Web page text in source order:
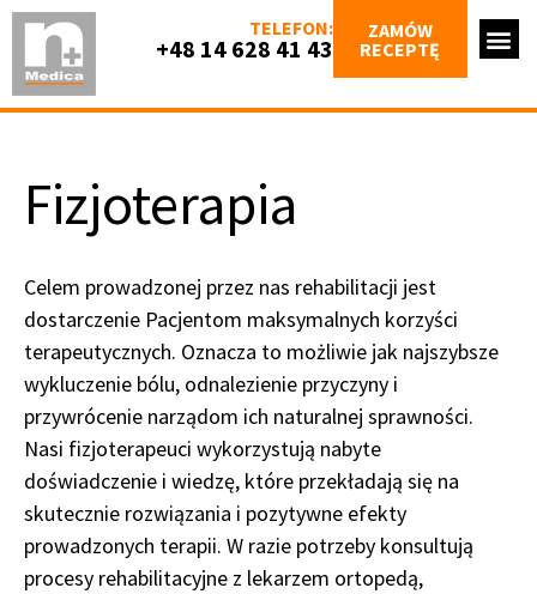
TELEFON:
+48 14 628 41 43
ZAMÓW
RECEPTĘ
Fizjoterapia
Celem prowadzonej przez nas rehabilitacji jest
dostarczenie Pacjentom maksymalnych korzyści
terapeutycznych. Oznacza to możliwie jak najszybsze
wykluczenie bólu, odnalezienie przyczyny i
przywrócenie narządom ich naturalnej sprawności.
Nasi fizjoterapeuci wykorzystują nabyte
doświadczenie i wiedzę, które przekładają się na
skutecznie rozwiązania i pozytywne efekty
prowadzonych terapii. W razie potrzeby konsultują
procesy rehabilitacyjne z lekarzem ortopedą,